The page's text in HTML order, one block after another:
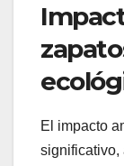
El impacto
significativo,